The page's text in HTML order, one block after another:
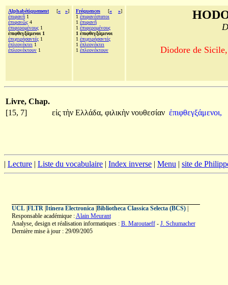
Alphabétiquement [« »]
ἐπιφανῆ 1
ἐπιφανῶς 4
ἐπιφερομένους 1
ἐπιφθεγξάμενοι 1
ἐπιχειρήσαντές 1
ἐπλεονέκτει 1
ἐπλεονέκτουν 1
Fréquences [« »]
1 ἐπιφανέστατοι
1 ἐπιφανῆ
1 ἐπιφερομένους
1 ἐπιφθεγξάμενοι
1 ἐπιχειρήσαντές
1 ἐπλεονέκτει
1 ἐπλεονέκτουν Diodore de
Livre, Chap.
[15, 7]
εἰς τὴν Ελλάδα, φιλικὴν νουθεσίαν ἐπιφθεγξάμενοι,
| Lecture | Liste du vocabulaire | Index inverse | Menu | site de
UCL| FLTR| Itinera Electronica| Bibliotheca Classica Selecta (BCS)|
Responsable académique :Alain Meurant
Analyse, design et réalisation informatiques : B. Maroutaeff- J. Schumacher
Dernière mise à jour : 29/09/2005